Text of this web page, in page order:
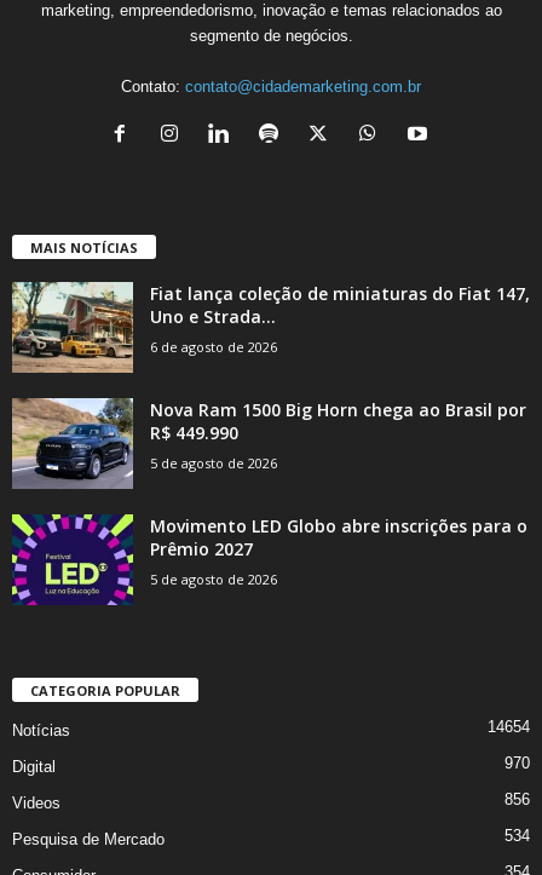
marketing, empreendedorismo, inovação e temas relacionados ao
segmento de negócios.
Contato: contato@cidademarketing.com.br
MAIS NOTÍCIAS
Fiat lança coleção de miniaturas do Fiat 147,
Uno e Strada...
6 de agosto de 2026
Nova Ram 1500 Big Horn chega ao Brasil por
R$ 449.990
5 de agosto de 2026
Movimento LED Globo abre inscrições para o
Prêmio 2027
5 de agosto de 2026
CATEGORIA POPULAR
Notícias 14654
Digital 970
Videos 856
Pesquisa de Mercado 534